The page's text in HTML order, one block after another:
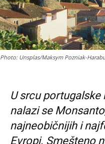
Photo: Unsplas/Maksym Pozniak-
U srcu portugalske
nalazi se
najneobičnijih i
Evropi. Smešteno